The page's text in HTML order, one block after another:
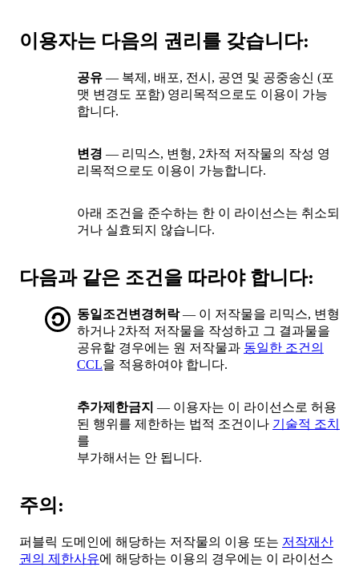
이용자는 다음의 권리를 갖습니다:
공유 — 복제, 배포, 전시, 공연 및 공중송신 (포
맷 변경도 포함) 영리목적으로도 이용이 가능
합니다.
변경 — 리믹스, 변형, 2차적 저작물의 작성 영
리목적으로도 이용이 가능합니다.
아래 조건을 준수하는 한 이 라이선스는 취소되
거나 실효되지 않습니다.
다음과 같은 조건을 따라야 합니다:
동일조건변경허락— 이 저작물을 리믹스, 변형
하거나 2차적 저작물을 작성하고 그 결과물을
공유할 경우에는 원 저작물과 동일한 조건의
CCL을 적용하여야 합니다.
추가제한금지 — 이용자는 이 라이선스로 허용
된 행위를 제한하는 법적 조건이나 기술적 조치
를
부가해서는 안 됩니다.
주의:
퍼블릭 도메인에 해당하는 저작물의 이용 또는 저작재산
권의 제한사유에 해당하는 이용의 경우에는 이 라이선스